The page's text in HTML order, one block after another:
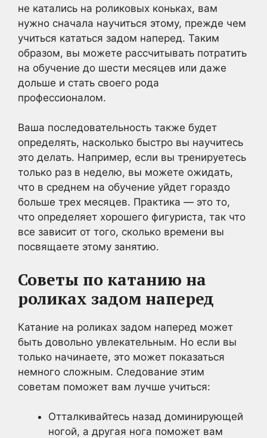
не катались на роликовых коньках, вам
нужно сначала научиться этому, прежде чем
учиться кататься задом наперед. Таким
образом, вы можете рассчитывать потратить
на обучение до шести месяцев или даже
дольше и стать своего рода
профессионалом.
Ваша последовательность также будет
определять, насколько быстро вы научитесь
это делать. Например, если вы тренируетесь
только раз в неделю, вы можете ожидать,
что в среднем на обучение уйдет гораздо
больше трех месяцев. Практика — это то,
что определяет хорошего фигуриста, так что
все зависит от того, сколько времени вы
посвящаете этому занятию.
Советы по катанию на
роликах задом наперед
Катание на роликах задом наперед может
быть довольно увлекательным. Но если вы
только начинаете, это может показаться
немного сложным. Следование этим
советам поможет вам лучше учиться:
Отталкивайтесь назад доминирующей
ногой, а другая нога поможет вам